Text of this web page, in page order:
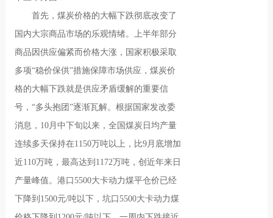
首先，煤炭价格的大幅下跌彻底改变了
国内大宗商品市场的乐观情绪。上半年部分
商品因供应偏紧而价格大涨，国家积极采取
多项“稳价保供”措施保障市场供应，煤炭价
格的大幅下跌就是供应矛盾缓解的重要信
号，“多头抱团”逐渐瓦解。根据国家发改委
消息，10月中下旬以来，全国煤炭日均产量
连续多天保持在1150万吨以上，比9月底增加
近110万吨，最高达到1172万吨，创近年来日
产量峰值。港口5500大卡动力煤平仓价已经
下降到1500元/吨以下，坑口5500大卡动力煤